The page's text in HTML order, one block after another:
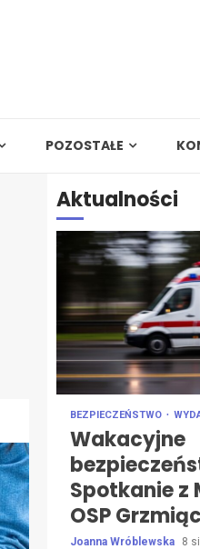
POZOSTAŁE
Aktualności
BEZPIECZEŃSTWO
Wakacyjne
Spotkanie z
OSP
Joanna Wróblewska 8